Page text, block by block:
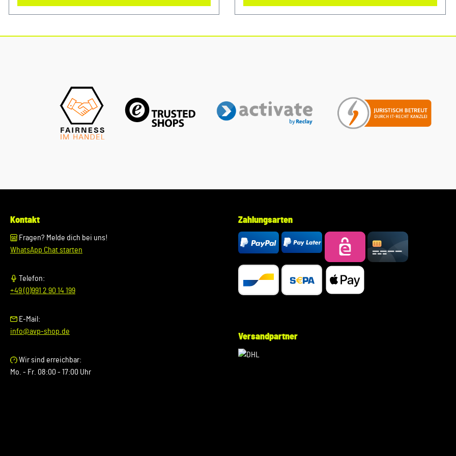
Audi. Produktinfos: 100% passgenau, da Original Ersatzteile
oder in der Kaufabwicklung die 17-stellige
Fahrgestellnummer(Bsp. VW: WVWZZZ... Audi: WAUZZZ...)
Ihres Fahrzeugs mitzuteilen. Wir prüfen vorab, ob der
gewünschte Artikel zum Fahrzeug passt.
Audi. Produktinfos: 100% passgenau, da Original Ersatzteile
VW: WVWZZZ... Audi: WAUZZZ...) Ihres Fahrzeugs
mitzuteilen. Wir prüfen vorab, ob der gewünschte Artikel
zum Fahrzeug passt.
Kontakt
Fragen? Melde dich bei uns!
WhatsApp Chat starten
Telefon:
+49 (0)991 2 90 14 199
E-Mail:
info@avp-shop.de
Wir sind erreichbar:
Mo. - Fr. 08:00 - 17:00 Uhr
Zahlungsarten
Versandpartner